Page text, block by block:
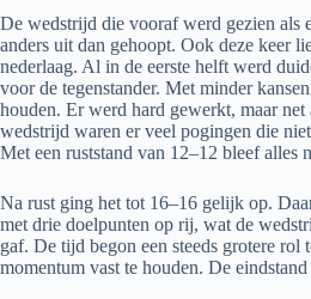
De wedstrijd die vooraf werd gezien als
anders uit dan gehoopt. Ook deze keer
nederlaag. Al in de eerste helft werd
voor de tegenstander. Met minder
houden. Er werd hard gewerkt, maar net
wedstrijd waren er veel pogingen die
Met een ruststand van 12–12 bleef alles
Na rust ging het tot 16–16 gelijk op.
met drie doelpunten op rij, wat de
gaf. De tijd begon een steeds grotere
momentum vast te houden. De